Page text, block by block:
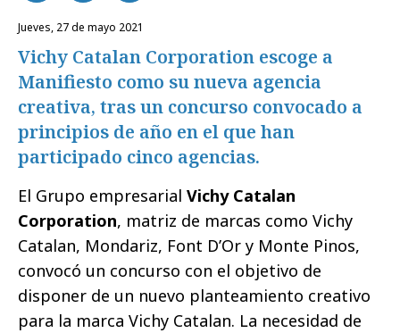
jueves, 27 de mayo 2021
Vichy Catalan Corporation escoge a
Manifiesto como su nueva agencia
creativa, tras un concurso convocado a
principios de año en el que han
participado cinco agencias.
El Grupo empresarial Vichy Catalan
Corporation, matriz de marcas como Vichy
Catalan, Mondariz, Font D’Or y Monte Pinos,
convocó un concurso con el objetivo de
disponer de un nuevo planteamiento creativo
para la marca Vichy Catalan. La necesidad de